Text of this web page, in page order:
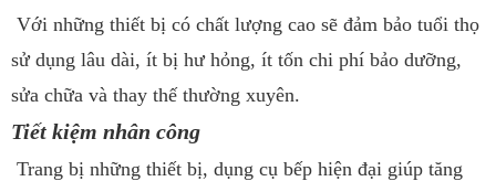
Với những thiết bị có chất lượng cao sẽ đảm bảo tuổi thọ
sử dụng lâu dài, ít bị hư hỏng, ít tốn chi phí bảo dưỡng,
sửa chữa và thay thế thường xuyên.
Tiết kiệm nhân công
Trang bị những thiết bị, dụng cụ bếp hiện đại giúp tăng